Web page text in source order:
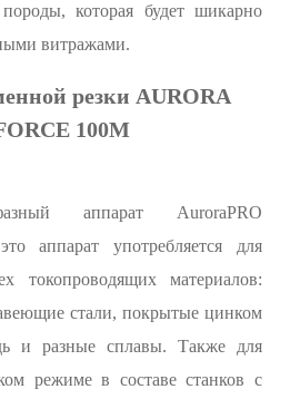
которая будет шикарно
витражами.
резки AURORA
100M
аппарат AuroraPRO
аппарат употребляется для
токопроводящих материалов:
стали, покрытые цинком
и разные сплавы. Также для
режиме в составе станков с